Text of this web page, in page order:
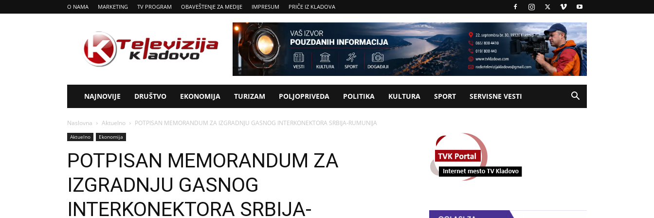
O NAMA MARKETING TV PROGRAM OBAVEŠTENJE ZA MEDIJE IMPRESUM PRIČE IZ KLADOVA
Tv
Kladovo
NAJNOVIJE DRUŠTVO EKONOMIJA TURIZAM POLJOPRIVEDA POLITIKA KULTURA SPORT SERVISNE VESTI
Naslovna Aktuelno POTPISAN MEMORANDUM ZA IZGRADNJU GASNOG INTERKONEKTORA SRBIJA-RUMUNIJA
Aktuelno Ekonomija
POTPISAN MEMORANDUM ZA
IZGRADNJU GASNOG
INTERKONEKTORA SRBIJA-